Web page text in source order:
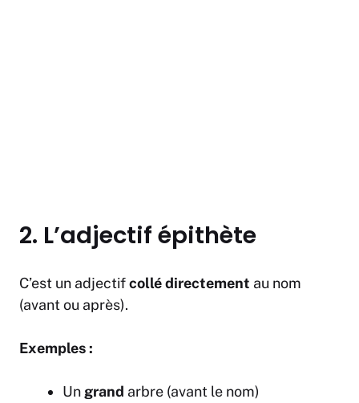
2. L’adjectif épithète
C’est un adjectifcollé directement au nom
(avant ou après).
Exemples :
Un grand arbre (avant le nom)